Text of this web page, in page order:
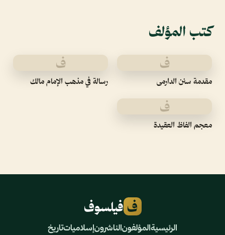
كتب المؤلف
ف
مقدمة سنن الدارمى
ف
رسالة في مذهب الإمام مالك
ف
معجم الفاظ العقيدة
ف فيلسوف
الرئيسيةالمؤلفونالناشرونإسلامياتتاريخ